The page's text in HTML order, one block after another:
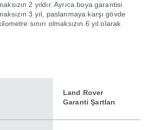
2 yıldır. Ayrıca boya garantisi
3 yıl, paslanmaya karşı gövde
sınırı olmaksızın 6 yıl olarak
Land Rover
Garanti Şartları